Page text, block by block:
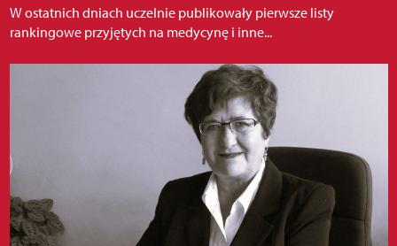
W ostatnich dniach uczelnie publikowały pierwsze listy
rankingowe przyjętych na medycynę i inne...